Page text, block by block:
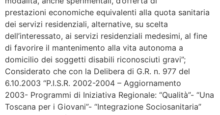
prestazioni economiche equivalenti alla quota sanitaria
dei servizi residenziali, alternative, su scelta
dell’interessato, ai servizi residenziali medesimi, al fine
di favorire il mantenimento alla vita autonoma a
domicilio dei soggetti disabili riconosciuti gravi”;
Considerato che con la Delibera di G.R. n. 977 del
6.10.2003 “P.I.S.R. 2002-2004 – Aggiornamento
2003- Programmi di Iniziativa Regionale: “Qualità”- “Una
Toscana per i Giovani”- “Integrazione Sociosanitaria”